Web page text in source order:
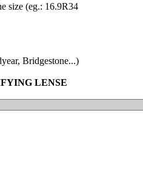
size (eg.: 16.9R34
Bridgestone...)
LENSE